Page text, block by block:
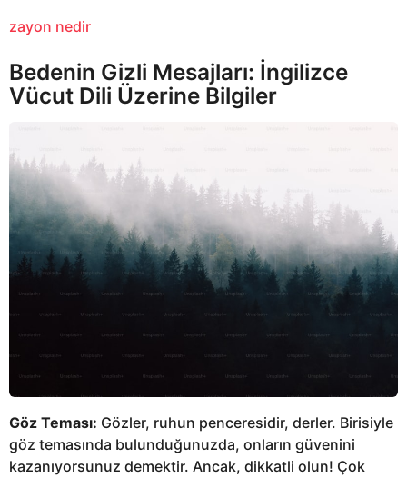
zayon nedir
Bedenin Gizli Mesajları: İngilizce
Vücut Dili Üzerine Bilgiler
Göz Teması: Gözler, ruhun penceresidir, derler. Birisiyle
göz temasında bulunduğunuzda, onların güvenini
kazanıyorsunuz demektir. Ancak, dikkatli olun! Çok